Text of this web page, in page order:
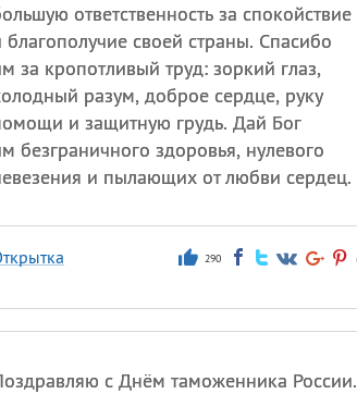
ответственность за спокойствие
благополучие своей страны. Спасибо
за кропотливый труд: зоркий глаз,
разум, доброе сердце, руку
и защитную грудь. Дай Бог
безграничного здоровья, нулевого
и пылающих от любви сердец.
290
с Днём таможенника России.